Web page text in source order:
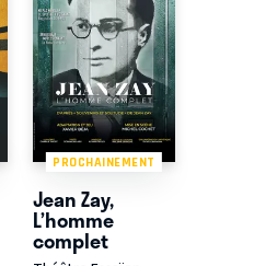
PROCHAINEMENT
Jean Zay,
L’homme
complet